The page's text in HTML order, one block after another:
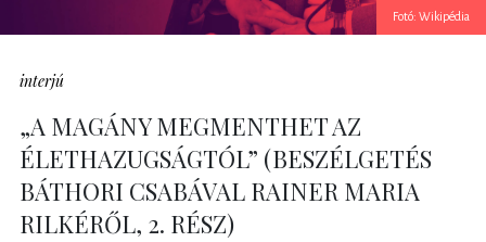
Fotó: Wikipédia
interjú
„A MAGÁNY MEGMENTHET AZ
ÉLETHAZUGSÁGTÓL” (BESZÉLGETÉS
BÁTHORI CSABÁVAL RAINER MARIA
RILKÉRŐL, 2. RÉSZ)